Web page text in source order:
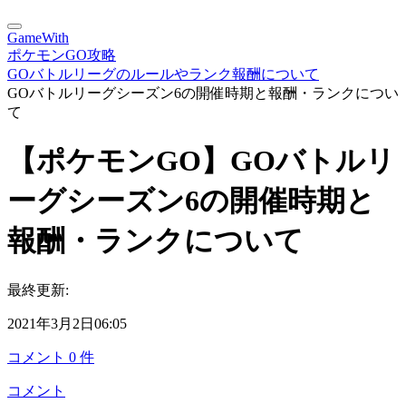
GameWith
ポケモンGO攻略
GOバトルリーグのルールやランク報酬について
GOバトルリーグシーズン6の開催時期と報酬・ランクについ
て
【ポケモンGO】GOバトルリ
ーグシーズン6の開催時期と
報酬・ランクについて
最終更新:
2021年3月2日06:05
コメント 0 件
コメント